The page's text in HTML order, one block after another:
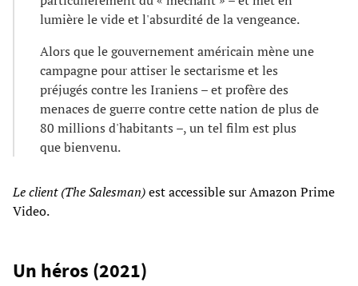
lumière le vide et l'absurdité de la vengeance.
Alors que le gouvernement américain mène une
campagne pour attiser le sectarisme et les
préjugés contre les Iraniens – et profère des
menaces de guerre contre cette nation de plus de
80 millions d'habitants –, un tel film est plus
que bienvenu.
Le client (The Salesman)est accessible sur Amazon Prime
Video.
Un héros (2021)